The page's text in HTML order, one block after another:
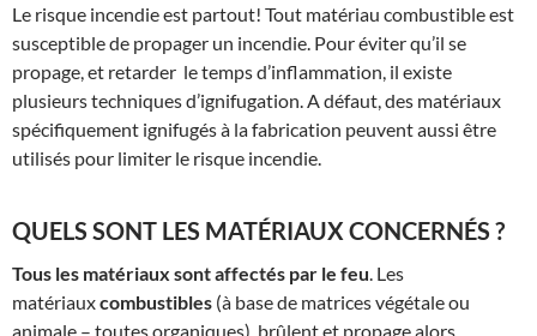
Le risque incendie est partout! Tout matériau combustible est
susceptible de propager un incendie. Pour éviter qu’il se
propage, et retarder le temps d’inflammation, il existe
plusieurs techniques d’ignifugation. A défaut, des matériaux
spécifiquement ignifugés à la fabrication peuvent aussi être
utilisés pour limiter le risque incendie.
QUELS SONT LES MATÉRIAUX CONCERNÉS ?
Tous les matériaux sont affectés par le feu. Les
matériauxcombustibles (à base de matrices végétale ou
animale – toutes organiques) brûlent et propage alors